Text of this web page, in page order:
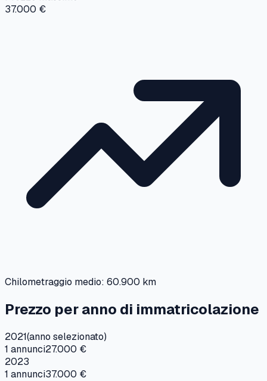
37.000 €
Chilometraggio medio: 60.900 km
Prezzo per anno di immatricolazione
2021(anno selezionato)
1 annunci27.000 €
2023
1 annunci37.000 €